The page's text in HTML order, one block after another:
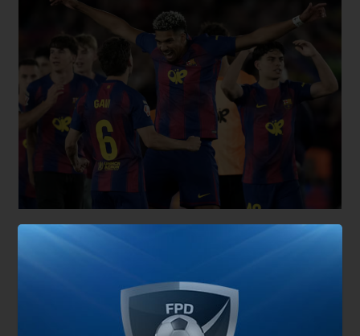
El Madrid sigue sin poder salir de un contexto
desde la temporada 2023/24). En cambio,
Barcelona, es la segunda vez consecutiva que se
consagra campeón del torneo.